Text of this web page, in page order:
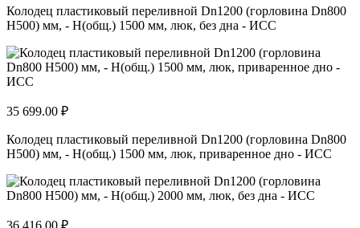
Колодец пластиковый переливной Dn1200 (горловина Dn800
H500) мм, - H(общ.) 1500 мм, люк, без дна - ИСС
35 699.00 ₽
Колодец пластиковый переливной Dn1200 (горловина Dn800
H500) мм, - H(общ.) 1500 мм, люк, приваренное дно - ИСС
36 416.00 ₽